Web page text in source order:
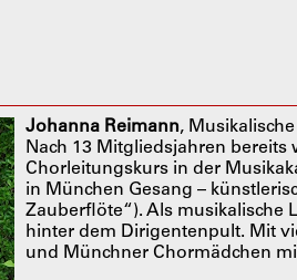
Johanna Reimann,
Nach 13 Mitgliedsjahren
Chorleitungskurs in der
in München Gesang –
Zauberflöte“). Als musikalische
hinter dem Dirigentenpult. Mit
und Münchner Chormädchen